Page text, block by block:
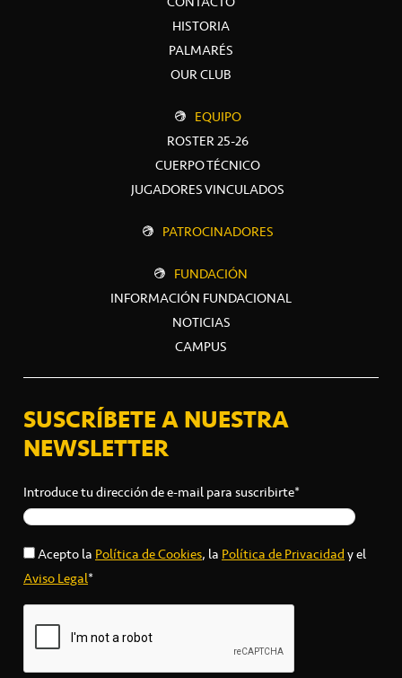
HISTORIA
PALMARÉS
OUR CLUB
EQUIPO
ROSTER 25-26
CUERPO TÉCNICO
JUGADORES VINCULADOS
PATROCINADORES
FUNDACIÓN
INFORMACIÓN FUNDACIONAL
NOTICIAS
CAMPUS
SUSCRÍBETE A NUESTRA
NEWSLETTER
Introduce tu dirección de e-mail para suscribirte*
Acepto laPolítica de Cookies, laPolítica de Privacidady el
Aviso Legal*